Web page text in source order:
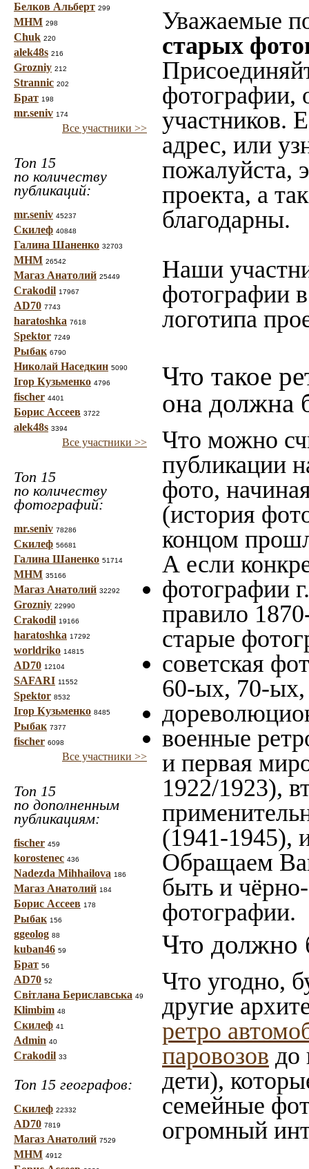
Белков Альберт 299
МНМ 298
Chuk 220
alek48s 216
Grozniy 212
Strannic 202
Брат 198
mr.seniv 174
Все участники >>
Топ 15
по количеству
публикаций:
mr.seniv 45237
Скилеф 40848
Галина Шаненко 32703
МНМ 26542
Магаз Анатолий 25449
Crakodil 17967
AD70 7743
haratoshka 7618
Spektor 7249
Рыбак 6790
Николай Наседкин 5090
Ігор Кузьменко 4796
fischer 4401
Борис Ассеев 3722
alek48s 3394
Все участники >>
Топ 15
по количеству
фотографий:
mr.seniv 78286
Скилеф 56681
Галина Шаненко 51714
МНМ 35166
Магаз Анатолий 32292
Grozniy 22990
Crakodil 19166
haratoshka 17292
worldriko 14815
AD70 12104
SAFARI 11552
Spektor 8532
Ігор Кузьменко 8485
Рыбак 7377
fischer 6098
Все участники >>
Топ 15
по дополненным
публикациям:
fischer 459
korostenec 436
Nadezda Mihhailova 186
Магаз Анатолий 184
Борис Ассеев 178
Рыбак 156
ggeolog 88
kuban46 59
Брат 56
AD70 52
Світлана Бериславська 49
Klimbim 48
Скилеф 41
Admin 40
Crakodil 33
Топ 15 географов:
Скилеф 22332
AD70 7819
Магаз Анатолий 7529
МНМ 4912
Уважаемые
старых
фотографии,
участников.
адрес, или
пожалуйста,
проекта, а
благодарны.
Наши
фотографии
логотипа
Что такое
она должна
Что можно
публикации
фото,
(история
концом
А если
фотографии
правило
старые
советская
60-ых, 70-ых,
военные
и первая
1922/1923),
(1941-1945),
Обращаем
быть и
фотографии.
Что должно
Что угодно,
другие
ретро
паровозов до
дети),
семейные
огромный